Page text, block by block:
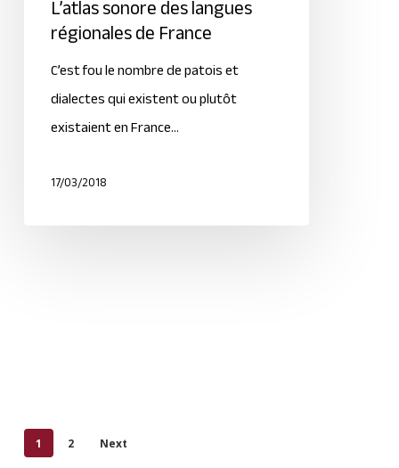
L’atlas sonore des langues
régionales de France
C’est fou le nombre de patois et
dialectes qui existent ou plutôt
existaient en France…
17/03/2018
1 2 Next